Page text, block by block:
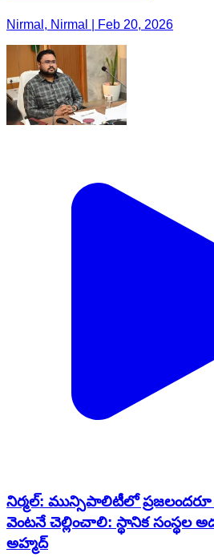
Nirmal, Nirmal | Feb 20, 2026
నిర్మల్: మున్సిపాలిటీలో ప్రజలందరూ
వెంటనే చెల్లించాలి: స్థానిక సంస్థల
అహ్మద్